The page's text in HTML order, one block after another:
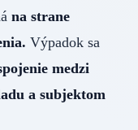
na strane
Výpadok sa
medzi
a subjektom